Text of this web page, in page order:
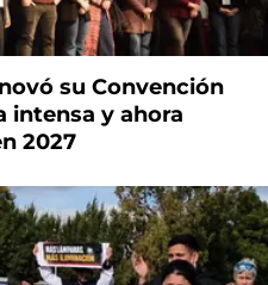
su Convención
intensa y ahora
2027